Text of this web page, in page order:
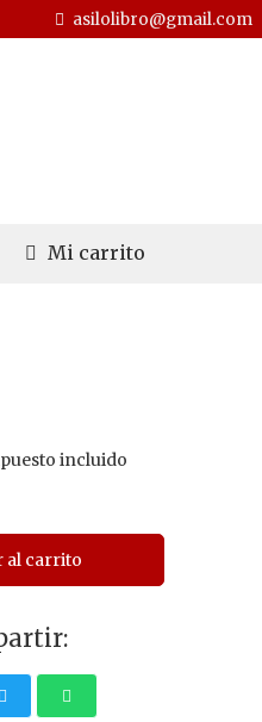
asilolibro@gmail.com
Mi carrito
incluido
al carrito